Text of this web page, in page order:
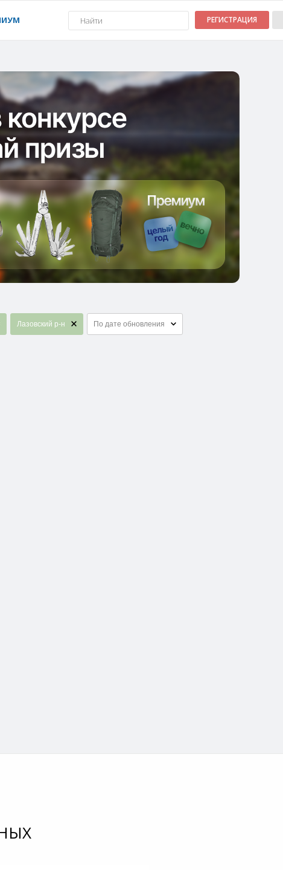
РЕГИСТРАЦИЯ
Лазовский р-н По дате обновления